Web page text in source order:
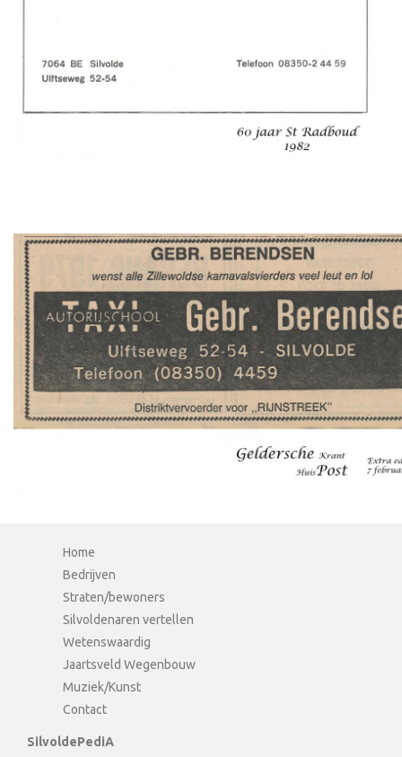
Home
Bedrijven
Straten/bewoners
Silvoldenaren vertellen
Wetenswaardig
Jaartsveld Wegenbouw
Muziek/Kunst
Contact
SilvoldePediA